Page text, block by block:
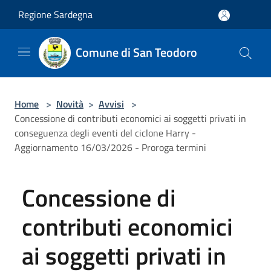
Regione Sardegna
Comune di San Teodoro
Home > Novità > Avvisi >
Concessione di contributi economici ai soggetti privati in
conseguenza degli eventi del ciclone Harry -
Aggiornamento 16/03/2026 - Proroga termini
Concessione di
contributi economici
ai soggetti privati in